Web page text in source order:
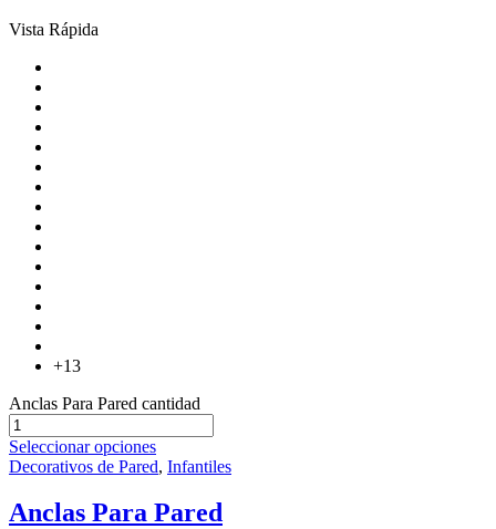
Vista Rápida
+13
Anclas Para Pared cantidad
Seleccionar opciones
Decorativos de Pared, Infantiles
Anclas Para Pared